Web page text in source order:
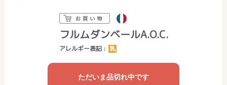
フルムダンベールA.O.C.
アレルギー表記 : 乳
ただいま品切れ中です